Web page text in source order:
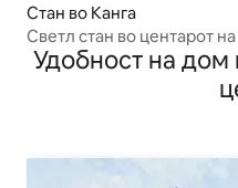
Стан во Канга
Светл стан во центарот
брод
Удобност на